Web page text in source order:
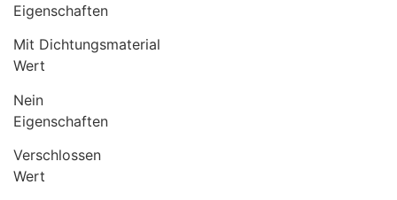
Eigenschaften
Mit Dichtungsmaterial
Wert
Nein
Eigenschaften
Verschlossen
Wert